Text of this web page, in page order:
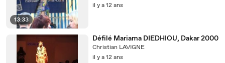
13:33
il y a 12 ans
Défilé Mariama DIEDHIOU, Dakar 2000
Christian LAVIGNE
il y a 12 ans